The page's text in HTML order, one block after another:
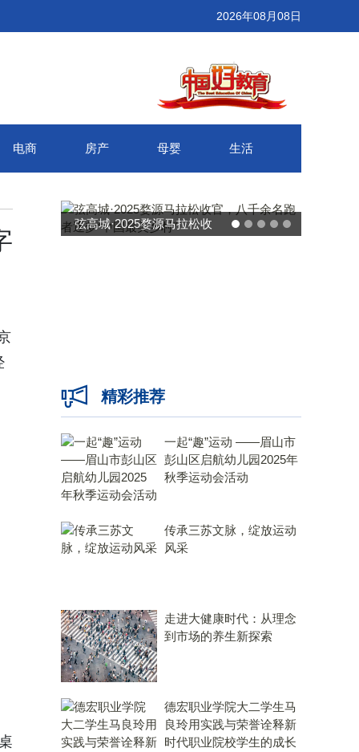
2026年08月08日
电商 房产 母婴 生活
武汉百联奥莱年度感恩季 承
精彩推荐
一起“趣”运动 ——眉山市
彭山区启航幼儿园2025年
秋季运动会活动
传承三苏文脉，绽放运动
风采
走进大健康时代：从理念
到市场的养生新探索
德宏职业学院大二学生马
良玲用实践与荣誉诠释新
时代职业院校学生的成长